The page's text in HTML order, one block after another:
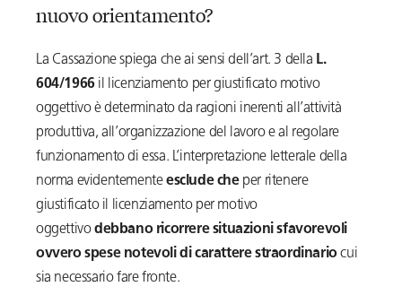
nuovo orientamento?
La Cassazione spiega che ai sensi dell’art. 3 della L.
604/1966 il licenziamento per giustificato motivo
oggettivo è determinato da ragioni inerenti all’attività
produttiva, all’organizzazione del lavoro e al regolare
funzionamento di essa. L’interpretazione letterale della
norma evidentementeesclude che per ritenere
giustificato il licenziamento per motivo
oggettivodebbano ricorrere situazioni sfavorevoli
ovvero spese notevoli di carattere straordinariocui
sia necessario fare fronte.